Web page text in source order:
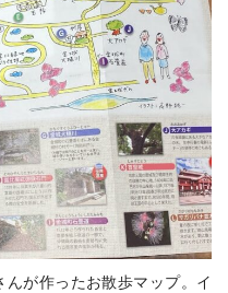
が作ったお散歩マップ。イ